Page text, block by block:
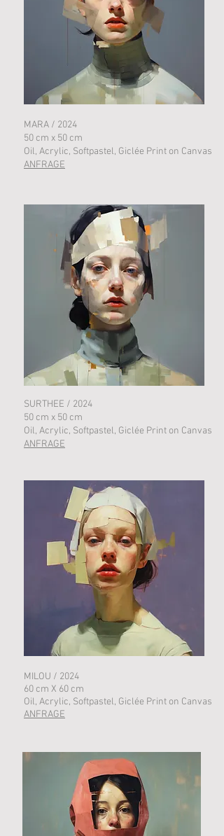
MARA / 2024
50 cm x 50 cm
Oil, Acrylic, Softpastel, Giclée Print on Canvas
ANFRAGE
SURTHEE / 2024
50 cm x 50 cm
Oil, Acrylic, Softpastel, Giclée Print on Canvas
ANFRAGE
MILOU / 2024
60 cm X 60 cm
Oil, Acrylic, Softpastel, Giclée Print on Canvas
ANFRAGE